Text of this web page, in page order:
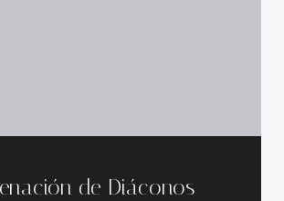
de Diáconos